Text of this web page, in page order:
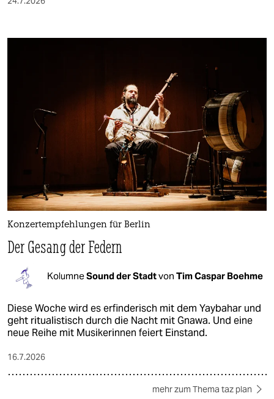
Konzertempfehlungen für Berlin
Der Gesang der Federn
KolumneSound der Stadtvon Tim Caspar Boehme
Diese Woche wird es erfinderisch mit dem Yaybahar und
geht ritualistisch durch die Nacht mit Gnawa. Und eine
neue Reihe mit Musikerinnen feiert Einstand.
16.7.2026
mehr zum Thema taz plan